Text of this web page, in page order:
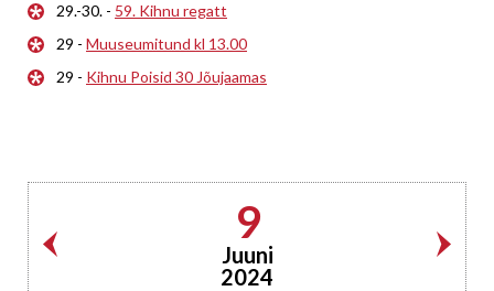
29.-30. - 59. Kihnu regatt
29 - Muuseumitund kl 13.00
29 - Kihnu Poisid 30 Jõujaamas
9
Juuni
2024